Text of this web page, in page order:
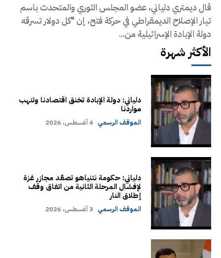
قال ديمتري دلياني، عضو المجلس الثوري والمتحدث باسم
تيار الإصلاح الديمقراطي في حركة فتح، إن "كل دولار تسرقه
دولة الإبادة الإسرائيلية من...
الأكثر شهرة
دلياني: دولة الإبادة تخنق اقتصادنا وتنهب
مواردنا
الموقف الرسمي 4 أغسطس، 2026
دلياني: حكومة نتنياهو تصعّد مجازر غزة
لإفشال المرحلة الثانية من اتفاق وقف
إطلاق النار
الموقف الرسمي 3 أغسطس، 2026